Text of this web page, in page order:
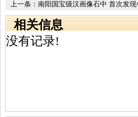
上一条： 南阳国宝级汉画像石中 首次发现
相关信息
没有记录!